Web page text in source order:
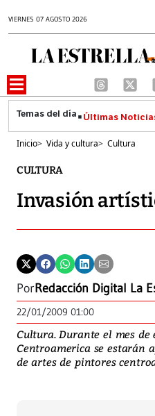
VIERNES 07 AGOSTO 2026
Últimas
Inicio> Vida y cultura> Cultura
CULTURA
Invasión
PorRedacción Digital La
22/01/2009 01:00
Cultura. Durante el mes de
Centroamerica se estarán
de artes de pintores